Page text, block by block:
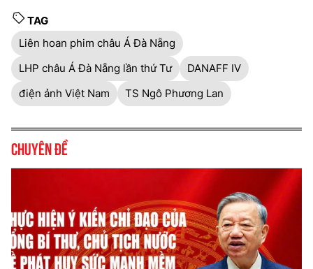
TAG
Liên hoan phim châu Á Đà Nẵng
LHP châu Á Đà Nẵng lần thứ Tư
DANAFF IV
điện ảnh Việt Nam
TS Ngô Phương Lan
Chuyên đề